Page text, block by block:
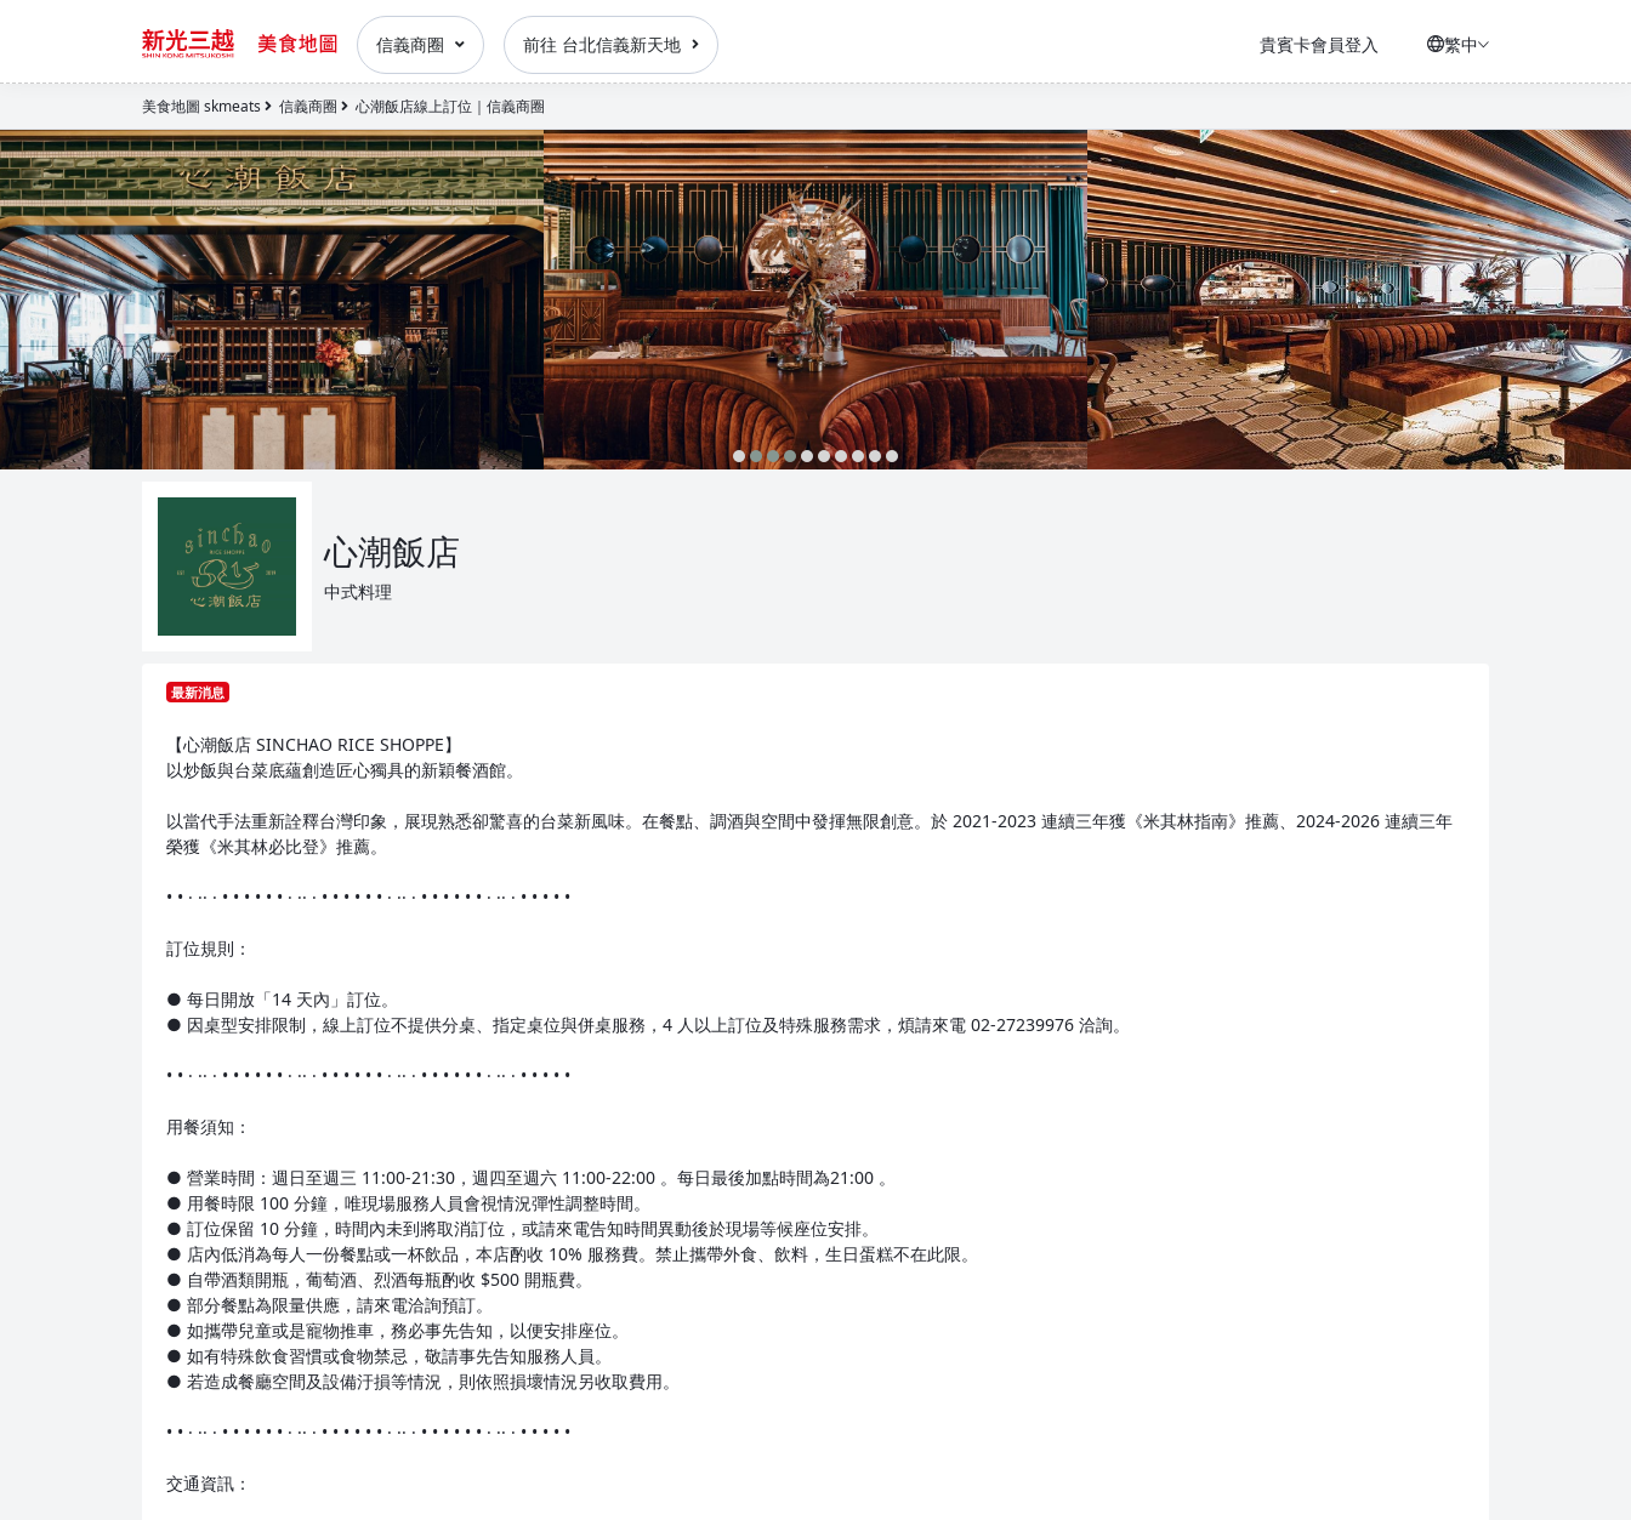
信義商圈 前往 台北信義新天地 貴賓卡會員登入 繁中
美食地圖 skmeats 信義商圈 心潮飯店線上訂位｜信義商圈
心潮飯店
中式料理
最新消息
【心潮飯店 SINCHAO RICE SHOPPE】
以炒飯與台菜底蘊創造匠心獨具的新穎餐酒館。
以當代手法重新詮釋台灣印象，展現熟悉卻驚喜的台菜新風味。在餐點、調酒與空間中發揮無限創意。於 2021-2023 連續三年獲《米其林指南》推薦、2024-2026 連續三年
榮獲《米其林必比登》推薦。
• • · ·· · • • • • • • · ·· · • • • • • • · ·· · • • • • • • · ·· · • • • • •
訂位規則：
● 每日開放「14 天內」訂位。
● 因桌型安排限制，線上訂位不提供分桌、指定桌位與併桌服務，4 人以上訂位及特殊服務需求，煩請來電 02-27239976 洽詢。
• • · ·· · • • • • • • · ·· · • • • • • • · ·· · • • • • • • · ·· · • • • • •
用餐須知：
● 營業時間：週日至週三 11:00-21:30，週四至週六 11:00-22:00 。每日最後加點時間為21:00 。
● 用餐時限 100 分鐘，唯現場服務人員會視情況彈性調整時間。
● 訂位保留 10 分鐘，時間內未到將取消訂位，或請來電告知時間異動後於現場等候座位安排。
● 店內低消為每人一份餐點或一杯飲品，本店酌收 10% 服務費。禁止攜帶外食、飲料，生日蛋糕不在此限。
● 自帶酒類開瓶，葡萄酒、烈酒每瓶酌收 $500 開瓶費。
● 部分餐點為限量供應，請來電洽詢預訂。
● 如攜帶兒童或是寵物推車，務必事先告知，以便安排座位。
● 如有特殊飲食習慣或食物禁忌，敬請事先告知服務人員。
● 若造成餐廳空間及設備汙損等情況，則依照損壞情況另收取費用。
• • · ·· · • • • • • • · ·· · • • • • • • · ·· · • • • • • • · ·· · • • • • •
交通資訊：